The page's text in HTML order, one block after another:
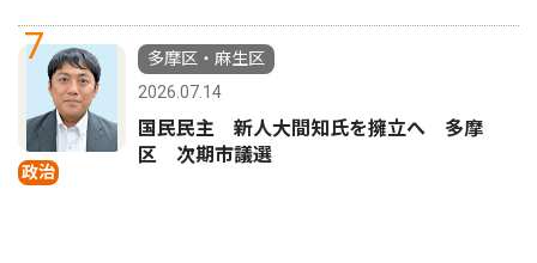
7
政治
多摩区・麻生区
2026.07.14
国民民主 新人大間知氏を擁立へ 多摩
区 次期市議選